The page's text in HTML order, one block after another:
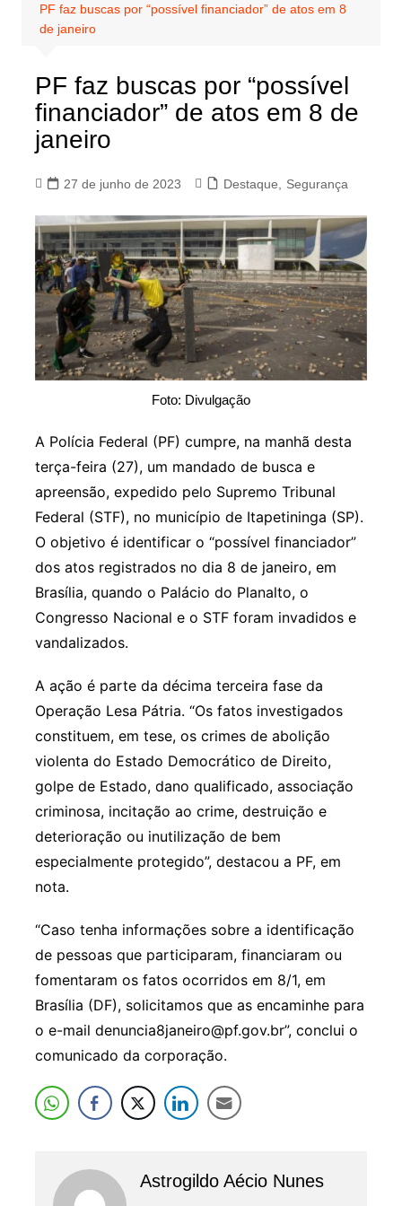
PF faz buscas por “possível financiador” de atos em 8
de janeiro
PF faz buscas por “possível
financiador” de atos em 8 de
janeiro
27 de junho de 2023 Destaque Segurança
Foto: Divulgação
A Polícia Federal (PF) cumpre, na manhã desta
terça-feira (27), um mandado de busca e
apreensão, expedido pelo Supremo Tribunal
Federal (STF), no município de Itapetininga (SP).
O objetivo é identificar o “possível financiador”
dos atos registrados no dia 8 de janeiro, em
Brasília, quando o Palácio do Planalto, o
Congresso Nacional e o STF foram invadidos e
vandalizados.
A ação é parte da décima terceira fase da
Operação Lesa Pátria. “Os fatos investigados
constituem, em tese, os crimes de abolição
violenta do Estado Democrático de Direito,
golpe de Estado, dano qualificado, associação
criminosa, incitação ao crime, destruição e
deterioração ou inutilização de bem
especialmente protegido”, destacou a PF, em
nota.
“Caso tenha informações sobre a identificação
de pessoas que participaram, financiaram ou
fomentaram os fatos ocorridos em 8/1, em
Brasília (DF), solicitamos que as encaminhe para
o e-mail denuncia8janeiro@pf.gov.br”, conclui o
comunicado da corporação.
Astrogildo Aécio Nunes